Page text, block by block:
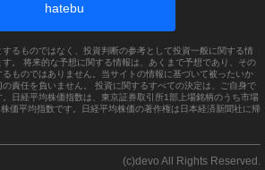
hatebu
るものではなく、投資判断の参考として投資一般に関する情
。 将来的な予想に関する情報は、あくまで予想であり、その
ものではありません。当サイトの情報に基づいて被ったいか
責任を負いません。 投資に関するすべての決定は、ご自身で
日経平均株価指数は、東京証券取引所1部上場銘柄のうち市場
価平均指数です。日経平均株価の著作権は日本経済新聞社に帰
(c)devo All Rights Reserved.